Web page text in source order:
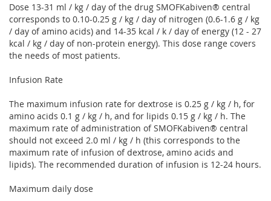
Dose 13-31 ml / kg / day of the drug SMOFKabiven® central
corresponds to 0.10-0.25 g / kg / day of nitrogen (0.6-1.6 g / kg
/ day of amino acids) and 14-35 kcal / k / day of energy (12 - 27
kcal / kg / day of non-protein energy). This dose range covers
the needs of most patients.
Infusion Rate
The maximum infusion rate for dextrose is 0.25 g / kg / h, for
amino acids 0.1 g / kg / h, and for lipids 0.15 g / kg / h. The
maximum rate of administration of SMOFKabiven® central
should not exceed 2.0 ml / kg / h (this corresponds to the
maximum rate of infusion of dextrose, amino acids and
lipids). The recommended duration of infusion is 12-24 hours.
Maximum daily dose